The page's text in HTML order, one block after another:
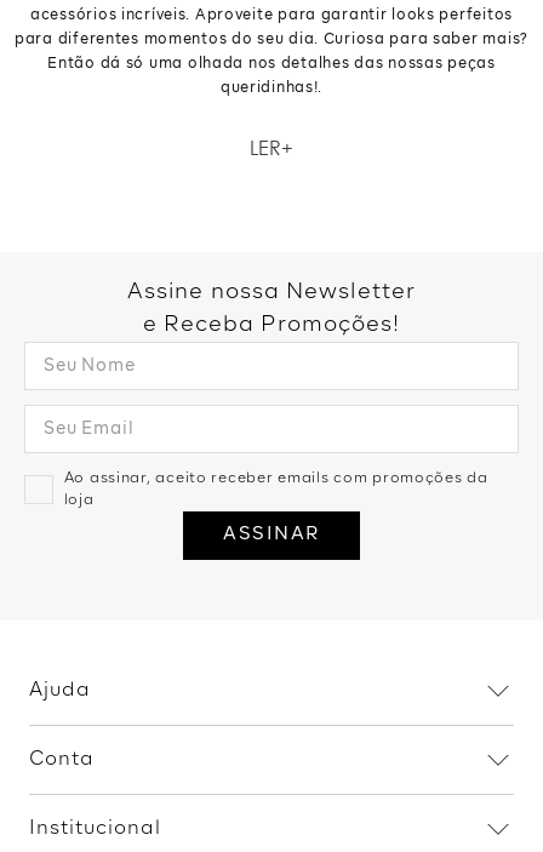
acessórios incríveis. Aproveite para garantir looks perfeitos
para diferentes momentos do seu dia. Curiosa para saber mais?
Então dá só uma olhada nos detalhes das nossas peças
queridinhas!.
LER
Então dá só uma olhada nos detalhes das nossas peças
Assine nossa Newsletter
e Receba Promoções!
Ao assinar, aceito receber emails com promoções da
loja
ASSINAR
Ajuda
Conta
Institucional